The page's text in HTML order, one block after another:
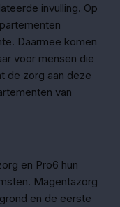
invulling. Op
Daarmee komen
voor mensen die
de zorg aan deze
van
en Pro6 hun
Magentazorg
en de eerste